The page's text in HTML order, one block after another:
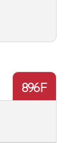
896F